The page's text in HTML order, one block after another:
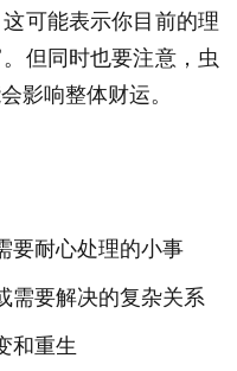
可能表示你目前的理
但同时也要注意，虫
影响整体财运。
要耐心处理的小事
需要解决的复杂关系
和重生